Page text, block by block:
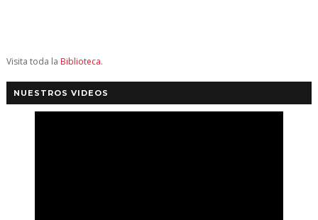
Visita toda la Biblioteca.
NUESTROS VIDEOS